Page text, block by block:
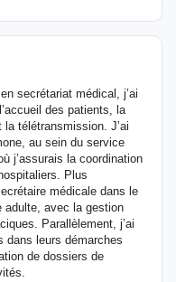
secrétariat médical, j’ai
des patients, la
télétransmission. J’ai
au sein du service
j’assurais la coordination
Plus
médicale dans le
adulte, avec la gestion
Parallèlement, j’ai
dans leurs démarches
de dossiers de